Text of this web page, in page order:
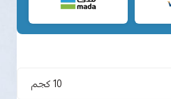
10 كجم